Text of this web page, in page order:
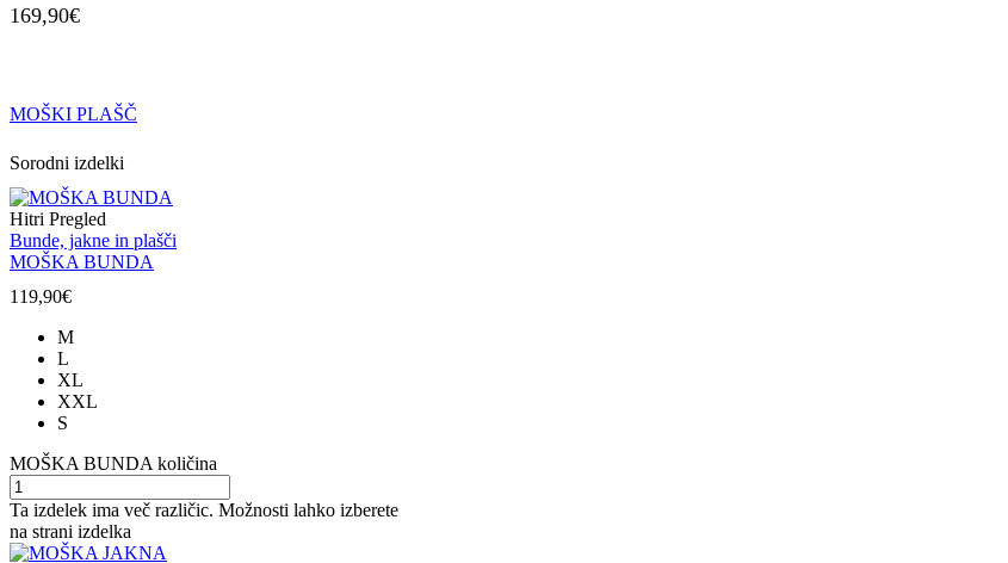
169,90€
MOŠKI PLAŠČ
Sorodni izdelki
Hitri Pregled
Bunde, jakne in plašči
MOŠKA BUNDA
119,90€
M
L
XL
XXL
S
MOŠKA BUNDA količina
Ta izdelek ima več različic. Možnosti lahko izberete
na strani izdelka